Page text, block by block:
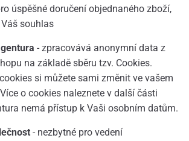
úspěšné doručení objednaného zboží,
souhlas
- zpracovává anonymní data z
na základě sběru tzv. Cookies.
si můžete sami změnit ve vašem
o cookies naleznete v další části
nemá přístup k Vaši osobním datům.
- nezbytné pro vedení